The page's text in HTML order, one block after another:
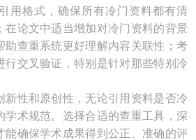
用格式，确保所有冷门资料都有清
在论文中适当增加对冷门资料的背景
助查重系统更好理解内容关联性；考
行交叉验证，特别是针对那些特别冷
新性和原创性，无论引用资料是否冷
学术规范。选择合适的查重工具，深
能确保学术成果得到公正、准确的评